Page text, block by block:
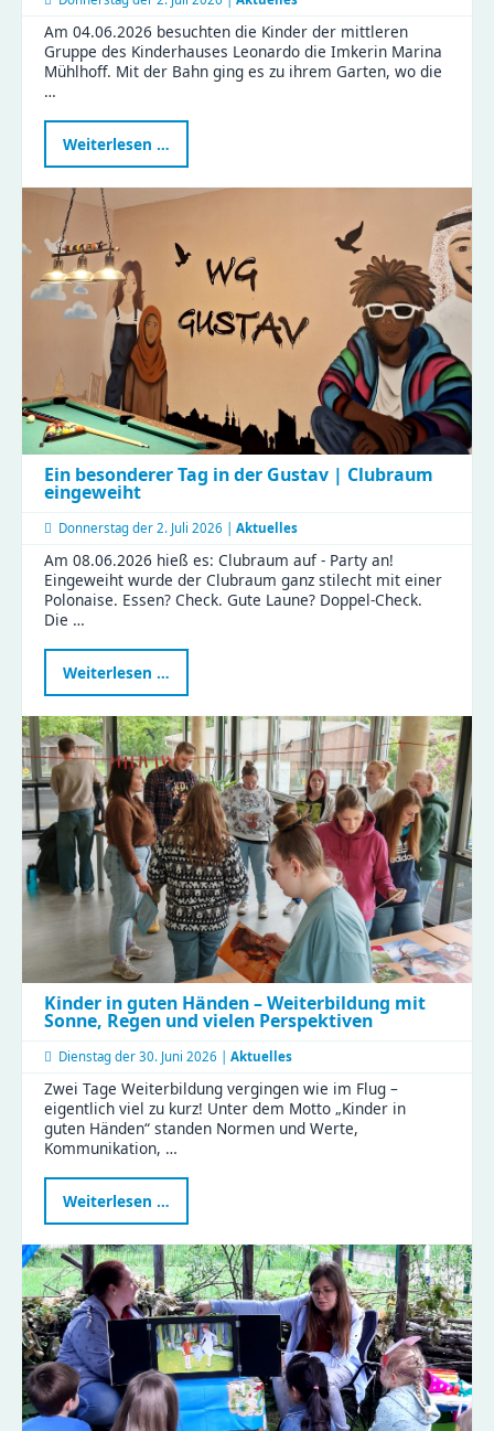
Am 04.06.2026 besuchten die Kinder der mittleren
Gruppe des Kinderhauses Leonardo die Imkerin Marina
Mühlhoff. Mit der Bahn ging es zu ihrem Garten, wo die
…
Weiterlesen …
bei
der
Imkerin
Ein besonderer Tag in der Gustav | Clubraum
eingeweiht
Donnerstag der 2. Juli 2026 | Aktuelles
Am 08.06.2026 hieß es: Clubraum auf - Party an!
Eingeweiht wurde der Clubraum ganz stilecht mit einer
Polonaise. Essen? Check. Gute Laune? Doppel-Check.
Die …
Weiterlesen …
besonderer
Tag
in
der
Gustav
|
Clubraum
eingeweiht
Kinder in guten Händen – Weiterbildung mit
Sonne, Regen und vielen Perspektiven
Dienstag der 30. Juni 2026 | Aktuelles
Zwei Tage Weiterbildung vergingen wie im Flug –
eigentlich viel zu kurz! Unter dem Motto „Kinder in
guten Händen“ standen Normen und Werte,
Kommunikation, …
Weiterlesen …
in
guten
Händen
–
Weiterbildung
mit
Sonne,
Regen
und
vielen
Perspektiven